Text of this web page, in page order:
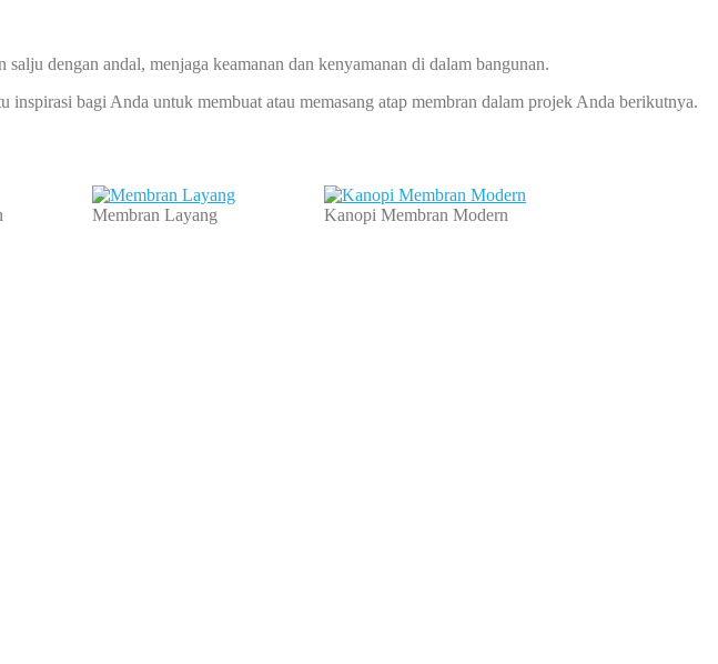
dengan andal, menjaga keamanan dan kenyamanan di dalam bangunan.
bagi Anda untuk membuat atau memasang atap membran dalam projek Anda berikutnya.
Membran Layang Kanopi Membran Modern